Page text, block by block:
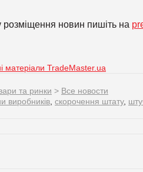
розміщення новин пишіть на
матеріали TradeMaster.ua
та ринки > Все новости
виробників скорочення штату,